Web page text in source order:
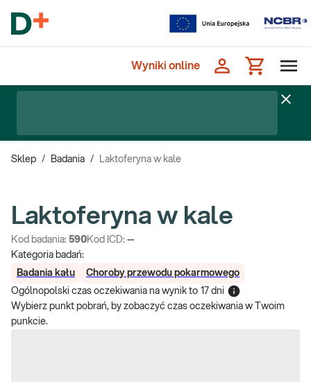
Wyniki online
Sklep / Badania / Laktoferyna w kale
Laktoferyna w kale
Kod badania: 590Kod ICD: --
Kategoria badań:
Badania kału
Choroby przewodu pokarmowego
Ogólnopolski czas oczekiwania na wynik to 17 dni
Wybierz punkt pobrań, by zobaczyć czas oczekiwania w Twoim
punkcie.